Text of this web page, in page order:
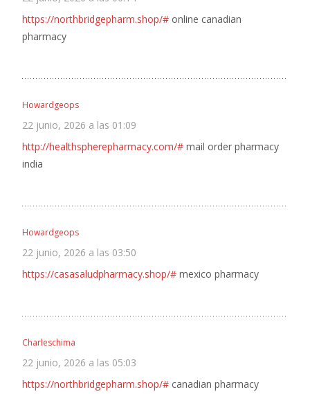
https://northbridgepharm.shop/# online canadian
pharmacy
Howardgeops
22 junio, 2026 a las 01:09
http://healthspherepharmacy.com/# mail order pharmacy
india
Howardgeops
22 junio, 2026 a las 03:50
https://casasaludpharmacy.shop/# mexico pharmacy
Charleschima
22 junio, 2026 a las 05:03
https://northbridgepharm.shop/# canadian pharmacy